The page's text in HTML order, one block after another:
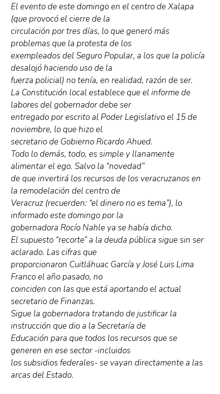
El evento de este domingo en el centro de Xalapa
(que provocó el cierre de la
circulación por tres días, lo que generó más
problemas que la protesta de los
exempleados del Seguro Popular, a los que la policía
desalojó haciendo uso de la
fuerza policial) no tenía, en realidad, razón de ser.
La Constitución local establece que el informe de
labores del gobernador debe ser
entregado por escrito al Poder Legislativo el 15 de
noviembre, lo que hizo el
secretario de Gobierno Ricardo Ahued.
Todo lo demás, todo, es simple y llanamente
alimentar el ego. Salvo la “novedad”
de que invertirá los recursos de los veracruzanos en
la remodelación del centro de
Veracruz (recuerden: “el dinero no es tema”), lo
informado este domingo por la
gobernadora Rocío Nahle ya se había dicho.
El supuesto “recorte” a la deuda pública sigue sin ser
aclarado. Las cifras que
proporcionaron Cuitláhuac García y José Luis Lima
Franco el año pasado, no
coinciden con las que está aportando el actual
secretario de Finanzas.
Sigue la gobernadora tratando de justificar la
instrucción que dio a la Secretaría de
Educación para que todos los recursos que se
generen en ese sector -incluidos
los subsidios federales- se vayan directamente a las
arcas del Estado.